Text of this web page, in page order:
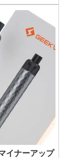
イナーアップ